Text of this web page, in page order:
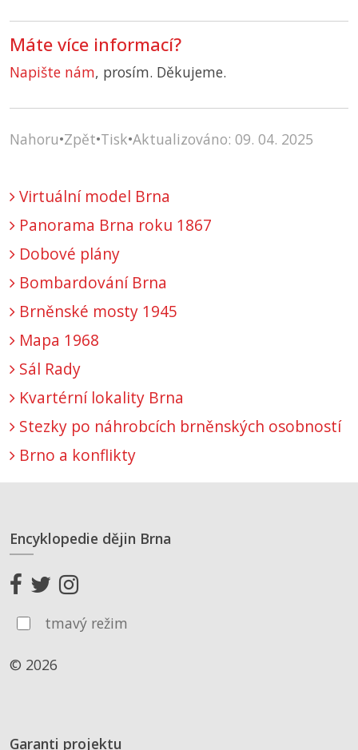
Máte více informací?
Napište nám, prosím. Děkujeme.
Nahoru•Zpět•Tisk•Aktualizováno: 09. 04. 2025
Virtuální model Brna
Panorama Brna roku 1867
Dobové plány
Bombardování Brna
Brněnské mosty 1945
Mapa 1968
Sál Rady
Kvartérní lokality Brna
Stezky po náhrobcích brněnských osobností
Brno a konflikty
Encyklopedie dějin Brna
tmavý režim
© 2026
Garanti projektu